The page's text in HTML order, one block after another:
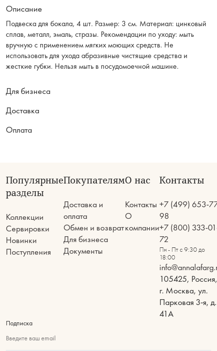
Описание
Подвеска для бокала, 4 шт. Размер: 3 см. Материал: цинковый
сплав, металл, эмаль, стразы. Рекомендации по уходу: мыть
вручную с применением мягких моющих средств. Не
использовать для ухода абразивные чистящие средства и
жесткие губки. Нельзя мыть в посудомоечной машине.
Для бизнеса
Доставка
Оплата
Популярные
разделы
Коллекции
Сервировки
Новинки
Поступления
Покупателям
Доставка и
оплата
Обмен и возврат
Для бизнеса
Документы
О нас
Контакты
О
компании
Контакты
+7 (499) 653-
98
+7 (800) 333-
72
Пн - Пт с 9:30 до
18:00
105425, Россия,
г. Москва, ул.
Парковая 3-я, д.
41А
Подписка
Введите ваш email